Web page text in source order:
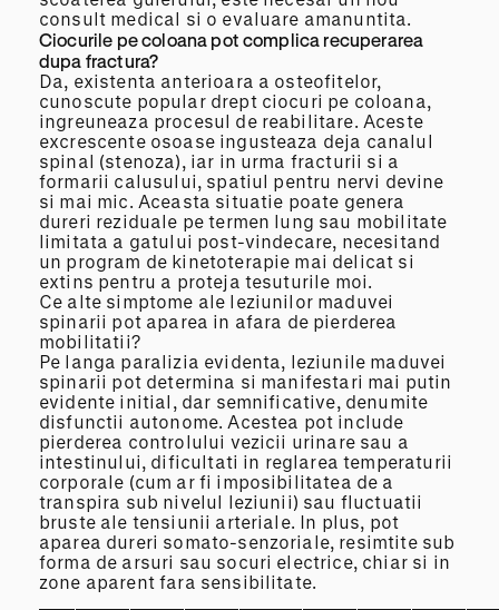
consult medical si o evaluare amanuntita.
Ciocurile pe coloana pot complica recuperarea
dupa fractura?
Da, existenta anterioara a osteofitelor,
cunoscute popular drept ciocuri pe coloana,
ingreuneaza procesul de reabilitare. Aceste
excrescente osoase ingusteaza deja canalul
spinal (stenoza), iar in urma fracturii si a
formarii calusului, spatiul pentru nervi devine
si mai mic. Aceasta situatie poate genera
dureri reziduale pe termen lung sau mobilitate
limitata a gatului post-vindecare, necesitand
un program de kinetoterapie mai delicat si
extins pentru a proteja tesuturile moi.
Ce alte simptome ale leziunilor maduvei
spinarii pot aparea in afara de pierderea
mobilitatii?
Pe langa paralizia evidenta, leziunile maduvei
spinarii pot determina si manifestari mai putin
evidente initial, dar semnificative, denumite
disfunctii autonome. Acestea pot include
pierderea controlului vezicii urinare sau a
intestinului, dificultati in reglarea temperaturii
corporale (cum ar fi imposibilitatea de a
transpira sub nivelul leziunii) sau fluctuatii
bruste ale tensiunii arteriale. In plus, pot
aparea dureri somato-senzoriale, resimtite sub
forma de arsuri sau socuri electrice, chiar si in
zone aparent fara sensibilitate.